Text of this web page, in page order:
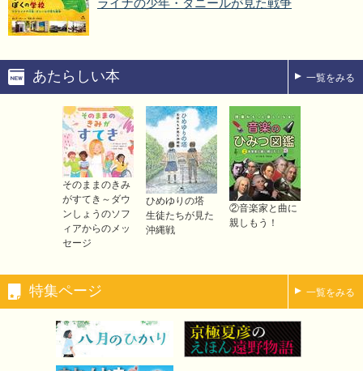
あたらしい本 一覧をみる
そのままのきみ
がすてき～ダウ
ンしょうのソフ
ィアからのメッ
セージ
ひめゆりの塔
生徒たちが見た
沖縄戦
②音楽家と曲に
親しもう！
特集ページ 一覧をみる